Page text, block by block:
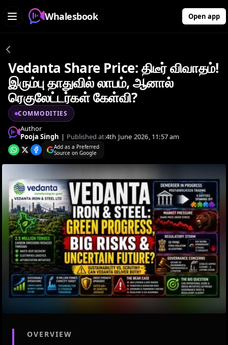
Whalesbook Open app
Vedanta Share Price: திடீர் விவாதம்!
இரும்பு தாதுவில் லாபம், ஆனால்
ரெகுலேட்டர்கள் கேள்வி?
COMMODITIES
Author
Pooja Singh | Published at:4th June 2026, 11:57 am
Add as a Preferred
Source on Google
OVERVIEW